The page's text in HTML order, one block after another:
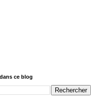
ce blog